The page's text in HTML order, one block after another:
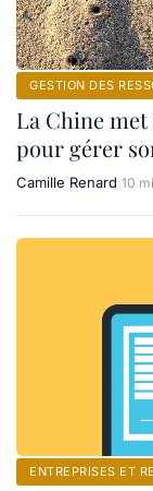
GESTION DES
La Chine
pour gérer
Camille Renard 10
ENTREPRISES ET